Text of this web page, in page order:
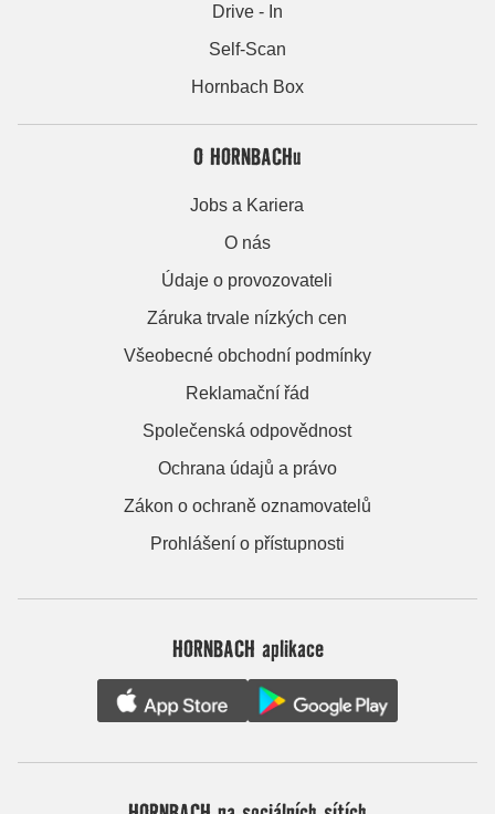
Drive - In
Self-Scan
Hornbach Box
O HORNBACHu
Jobs a Kariera
O nás
Údaje o provozovateli
Záruka trvale nízkých cen
Všeobecné obchodní podmínky
Reklamační řád
Společenská odpovědnost
Ochrana údajů a právo
Zákon o ochraně oznamovatelů
Prohlášení o přístupnosti
HORNBACH aplikace